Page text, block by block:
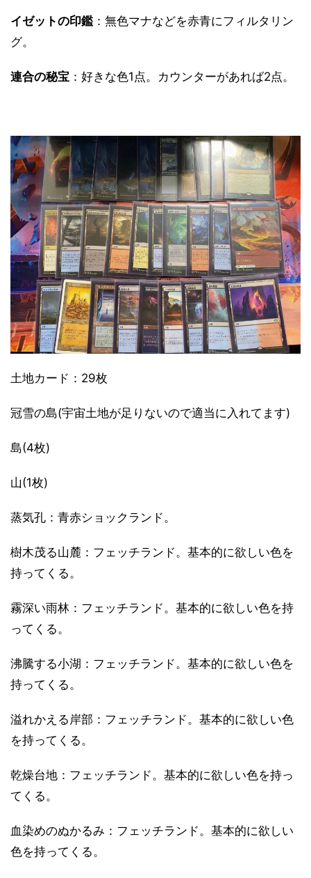
イゼットの印鑑 ：無色マナなどを赤青にフィルタリン
グ。
連合の秘宝 ：好きな色1点。カウンターがあれば2点。
土地カード：29枚
冠雪の島(宇宙土地が足りないので適当に入れてます)
島(4枚)
山(1枚)
蒸気孔：青赤ショックランド。
樹木茂る山麓：フェッチランド。基本的に欲しい色を
持ってくる。
霧深い雨林：フェッチランド。基本的に欲しい色を持
ってくる。
沸騰する小湖：フェッチランド。基本的に欲しい色を
持ってくる。
溢れかえる岸部：フェッチランド。基本的に欲しい色
を持ってくる。
乾燥台地：フェッチランド。基本的に欲しい色を持っ
てくる。
血染めのぬかるみ：フェッチランド。基本的に欲しい
色を持ってくる。